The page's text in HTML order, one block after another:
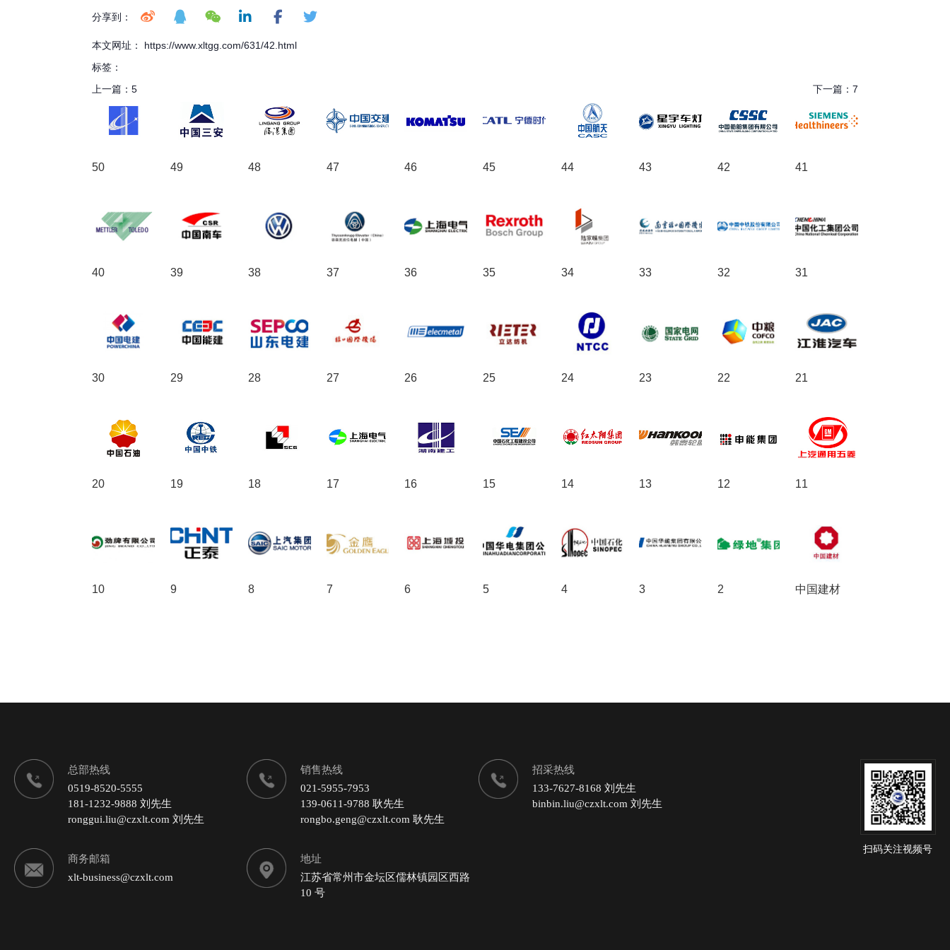
分享到：
本文网址： https://www.xltgg.com/631/42.html
标签：
上一篇： 5 下一篇： 7
50 49 48 47 46 45 44 43 42 41
40 39 38 37 36 35 34 33 32 31
30 29 28 27 26 25 24 23 22 21
20 19 18 17 16 15 14 13 12 11
10 9 8 7 6 5 4 3 2 中国建材
总部热线
0519-8520-5555
181-1232-9888 刘先生
ronggui.liu@czxlt.com 刘先生
销售热线
021-5955-7953
139-0611-9788 耿先生
rongbo.geng@czxlt.com 耿先生
招采热线
133-7627-8168 刘先生
binbin.liu@czxlt.com 刘先生
商务邮箱
xlt-business@czxlt.com
地址
江苏省常州市金坛区儒林镇园区西路
10 号
扫码关注视频号